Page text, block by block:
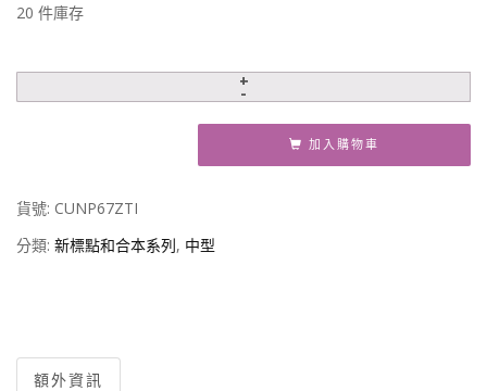
20 件庫存
加入購物車
貨號: CUNP67ZTI
分類: 新標點和合本系列, 中型
額外資訊